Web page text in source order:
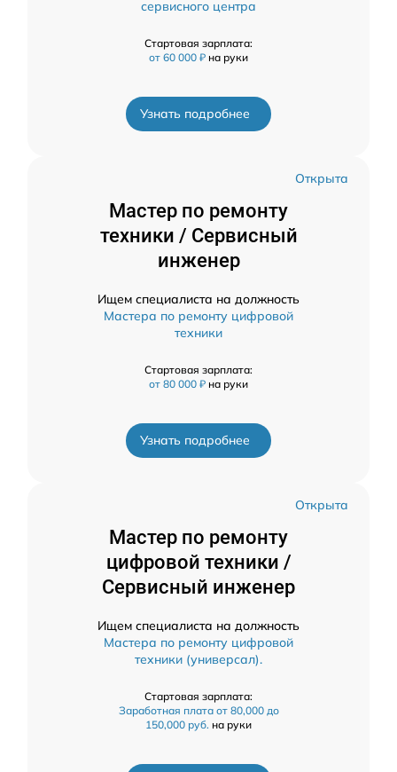
сервисного центра
Стартовая зарплата:
от 60 000 ₽ на руки
Узнать подробнее
Открыта
Мастер по ремонту
техники / Сервисный
инженер
Ищем специалиста на должность
Мастера по ремонту цифровой
техники
Стартовая зарплата:
от 80 000 ₽ на руки
Узнать подробнее
Открыта
Мастер по ремонту
цифровой техники /
Сервисный инженер
Ищем специалиста на должность
Мастера по ремонту цифровой
техники (универсал).
Стартовая зарплата:
Заработная плата от 80,000 до
150,000 руб. на руки